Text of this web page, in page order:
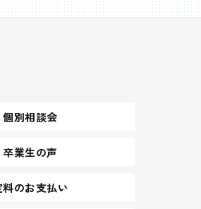
別相談会
業生の声
のお支払い